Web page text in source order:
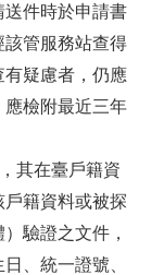
送件時於申請書
該管服務站查得
疑慮者，仍應
檢附最近三年
其在臺戶籍資
籍資料或被探
驗證之文件，
、統一證號、